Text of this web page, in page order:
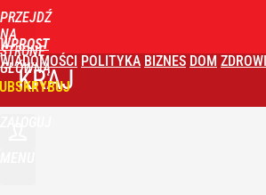
PRZEJDŹ
NA
STRONĘ
GŁÓWNĄ
WPROST
WIADOMOŚCI POLITYKA BIZNES DOM
KRAJ